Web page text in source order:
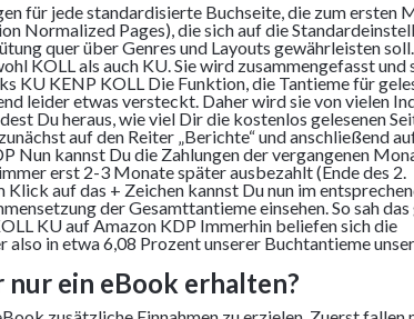
für jede standardisierte Buchseite, die zum ersten
Normalized Pages), die sich auf die
quer über Genres und Layouts gewährleisten
KOLL als auch KU. Sie wird zusammengefasst und
Die Funktion, die Tantieme für
leider etwas versteckt. Daher wird sie von vielen
Du heraus, wie viel Dir die kostenlos gelesenen
auf den Reiter „Berichte“ und anschließend
Nun kannst Du die Zahlungen der vergangenen
erst 2-3 Monate später ausbezahlt (Ende des 2.
auf das + Zeichen kannst Du nun im
der Gesamttantieme einsehen. So sah das
Immerhin beliefen sich die
in etwa 6,08 Prozent unserer Buchtantieme
ein eBook erhalten?